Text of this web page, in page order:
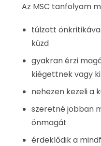
Az MSC tanfolyam
túlzott
küzd
gyakran érzi
kiégettnek vagy
nehezen kezeli a
szeretné jobban
önmagát
érdeklődik a